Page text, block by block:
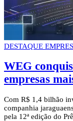
DESTAQUE
WEG
empresas
Com R$ 1,4 bilhão
companhia
pela 12ª edição do